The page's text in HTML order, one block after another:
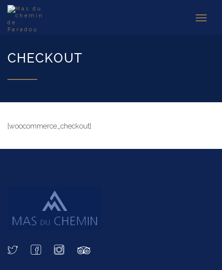
CHECKOUT
[woocommerce_checkout]